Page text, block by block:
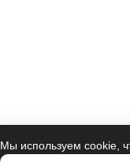
Мы используем cookie,